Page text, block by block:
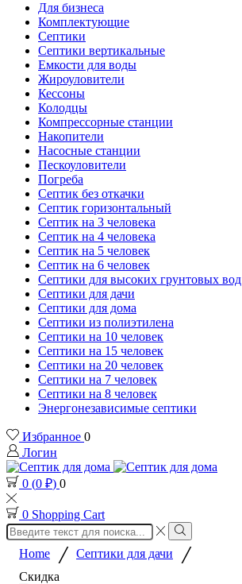
Для бизнеса
Комплектующие
Септики
Септики вертикальные
Емкости для воды
Жироуловители
Кессоны
Колодцы
Компрессорные станции
Накопители
Насосные станции
Пескоуловители
Погреба
Септик без откачки
Септик горизонтальный
Септик на 3 человека
Септик на 4 человека
Септик на 5 человек
Септик на 6 человек
Септики для высоких грунтовых вод
Септики для дачи
Септики для дома
Септики из полиэтилена
Септики на 10 человек
Септики на 15 человек
Септики на 20 человек
Септики на 7 человек
Септики на 8 человек
Энергонезависимые септики
Избранное 0
Логин
0 (0 ₽) 0
0 Shopping Cart
Search
input
Search
Home / Септики для дачи /
Скидка